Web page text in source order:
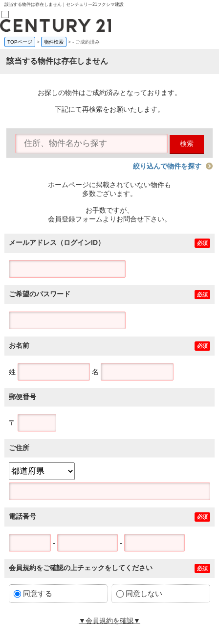
該当する物件は存在しません｜センチュリー21フクシマ建設
売買部
0120-800-844
賃貸部
会員メニュー
物件を探す
購入TOP
条件から探す
住宅ローン控除シミュレータ
TOPページ > 物件検索 >- ご成約済み
該当する物件は存在しません
お探しの物件はご成約済みとなっております。
下記にて再検索をお願いたします。
検索
絞り込んで物件を探す
ホームページに掲載されていない物件も
多数ございます。
お手数ですが、
会員登録フォームよりお問合せ下さい。
メールアドレス（ログインID） 必須
ご希望のパスワード 必須
お名前 必須
姓 名
郵便番号
〒
ご住所
電話番号 必須
- -
会員規約をご確認の上チェックをしてください 必須
同意する 同意しない
▼会員規約を確認▼